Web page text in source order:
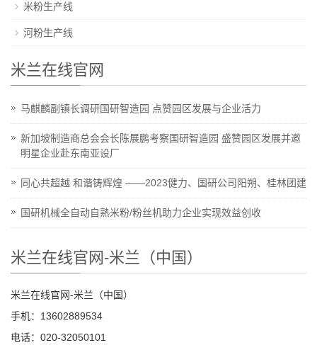
米粉生产线
河粉生产线
米兰在线官网
马麒麟副镇长调研国研智造园 点赞园区发展与企业活力
新加坡制造商总会会长陈展鹏考察国研智造园 盛赞园区发展并邀
明星企业赴东南亚设厂
同心共超越 和谐铸辉煌 ——2023健力、国研公司阳朔、桂林团建
国研机械全自动自熟米粉/粉丝机助力企业实现效益创收
米兰在线官网-米兰（中国）
米兰在线官网-米兰（中国）
手机：13602889534
电话：020-32050101